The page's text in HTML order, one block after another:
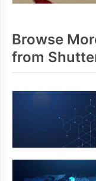
Browse
from